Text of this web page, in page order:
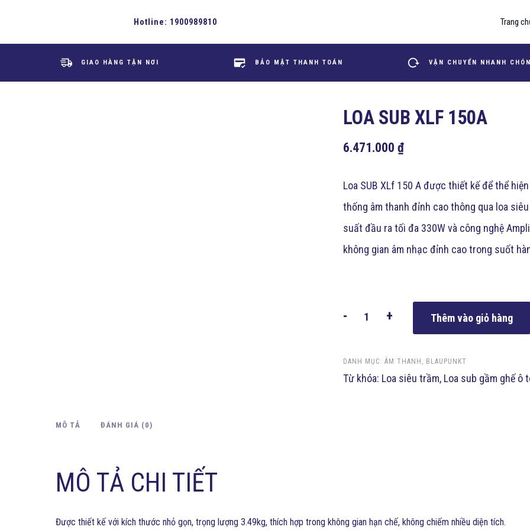
Hotline: 1900989810 Trang
GIAO HÀNG TẬN NƠI BẢO MẬT THANH TOÁN VẬN CHUYỂN NHANH
LOA SUB XLF 150A
6.471.000₫
Loa SUB XLf 150 A được thiết kế để thể
thống âm thanh đỉnh cao thông qua loa
suất đầu ra tối đa 330W và công nghệ
không gian âm nhạc đỉnh cao trong suốt
- + Thêm vào giỏ hàng
DANH MỤC:ÂM THANH , BLAUPUNKT
Từ khóa: Loa siêu trầm, Loa sub gầm ghế ô
MÔ TẢ ĐÁNH GIÁ (0)
MÔ TẢ CHI TIẾT
Được thiết kế với kích thước nhỏ gọn, trọng lượng 3.49kg, thích hợp trong không gian hạn chế, không chiếm nhiều diện tích.